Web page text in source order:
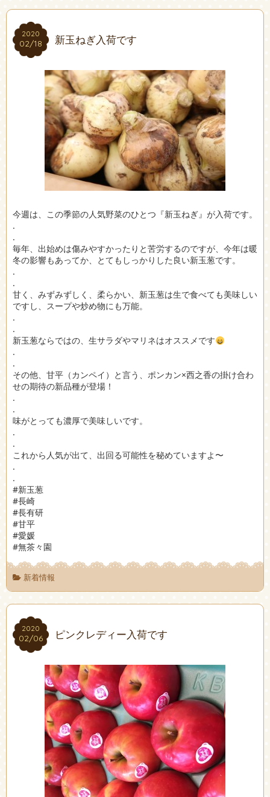
2020
02/18
2020
02/18 新玉ねぎ入荷です
今週は、この季節の人気野菜のひとつ『新玉ねぎ』が入荷です。
.
.
毎年、出始めは傷みやすかったりと苦労するのですが、今年は暖
冬の影響もあってか、とてもしっかりした良い新玉葱です。
.
.
甘く、みずみずしく、柔らかい、新玉葱は生で食べても美味しい
ですし、スープや炒め物にも万能。
.
.
新玉葱ならではの、生サラダやマリネはオススメです
.
.
その他、甘平（カンペイ）と言う、ポンカン×西之香の掛け合わ
せの期待の新品種が登場！
.
.
味がとっても濃厚で美味しいです。
.
.
これから人気が出て、出回る可能性を秘めていますよ〜
.
.
#新玉葱
#長崎
#長有研
#甘平
#愛媛
#無茶々園
新着情報
2020
02/06
2020
02/06 ピンクレディー入荷です